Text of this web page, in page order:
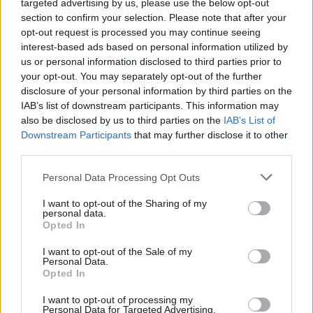
targeted advertising by us, please use the below opt-out
section to confirm your selection. Please note that after your
opt-out request is processed you may continue seeing
interest-based ads based on personal information utilized by
us or personal information disclosed to third parties prior to
your opt-out. You may separately opt-out of the further
disclosure of your personal information by third parties on the
IAB’s list of downstream participants. This information may
also be disclosed by us to third parties on the IAB’s List of
Downstream Participants that may further disclose it to other
Please note that this website/app uses one or more Google
not limited to your visit or usage behaviour. You may click to
grant or deny consent to Google and its third-party tags to
use your data for below specified purposes in below Google
consent section.
Personal Data Processing Opt Outs
I want to opt-out of the Sharing of my
personal data.
Opted In
I want to opt-out of the Sale of my
Personal Data.
Opted In
I want to opt-out of processing my
Personal Data for Targeted Advertising.
Országos ellenőrzés indult a hazai akkumulátoripari
üzemekben
Az idei év leglassabb növekedését hozta a június a
kiskereskedelemben
Györfi Mihály több tucat vállalkozással egyeztetett a
kerékpárgyár dolgozóinak megsegítéséről
A Tisza kormány minisztere újabb nagy változásokról döntött
a közoktatásban – például az iskolaigazgatók visszakapják
munkáltatói jogaikat
kapott, más fideszesek még kevesebbet vittek haza